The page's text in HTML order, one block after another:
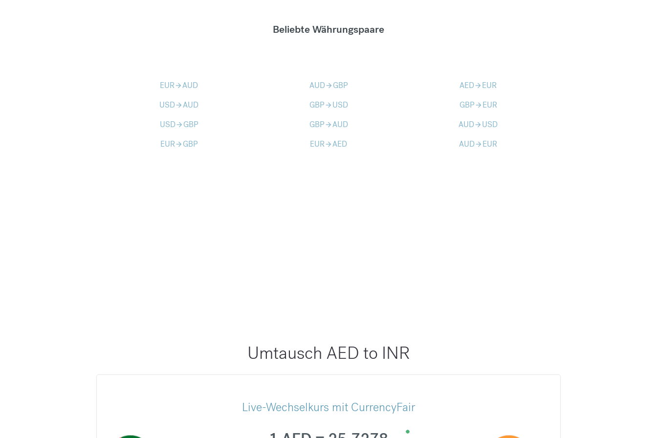
Beliebte Währungspaare
EURarrow_forwardAUD AUDarrow_forward GBP AEDarrow_forward EUR
USDarrow_forwardAUD GBParrow_forward USD GBParrow_forward EUR
USDarrow_forward GBP GBParrow_forwardAUD AUDarrow_forward USD
EURarrow_forward GBP EURarrow_forwardAED AUDarrow_forward EUR
Umtausch AED to INR
Live-Wechselkurs mit CurrencyFair